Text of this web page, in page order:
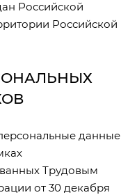
Российской
Российской
данные
Трудовым
от 30 декабря